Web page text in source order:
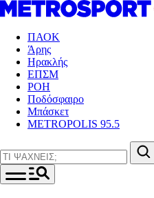
ΠΑΟΚ
Άρης
Ηρακλής
ΕΠΣΜ
ΡΟΗ
Ποδόσφαιρο
Μπάσκετ
METROPOLIS 95.5